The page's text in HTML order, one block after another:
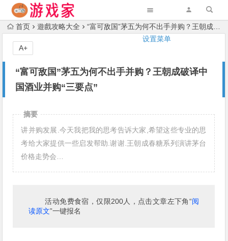
设置菜单
首页 遊戲攻略大全 “富可敌国”茅五为何不出手并购？王朝成破译中国酒业并购“三要点”
“富可敌国”茅五为何不出手并购？王朝成破译中
国酒业并购“三要点”
A+
摘要
讲并购发展.今天我把我的思考告诉大家,希望这些专业的思
考给大家提供一些启发帮助.谢谢.王朝成春糖系列演讲茅台
价格走势会…
活动免费食宿，仅限200人，点击文章左下角“阅
读原文”一键报名